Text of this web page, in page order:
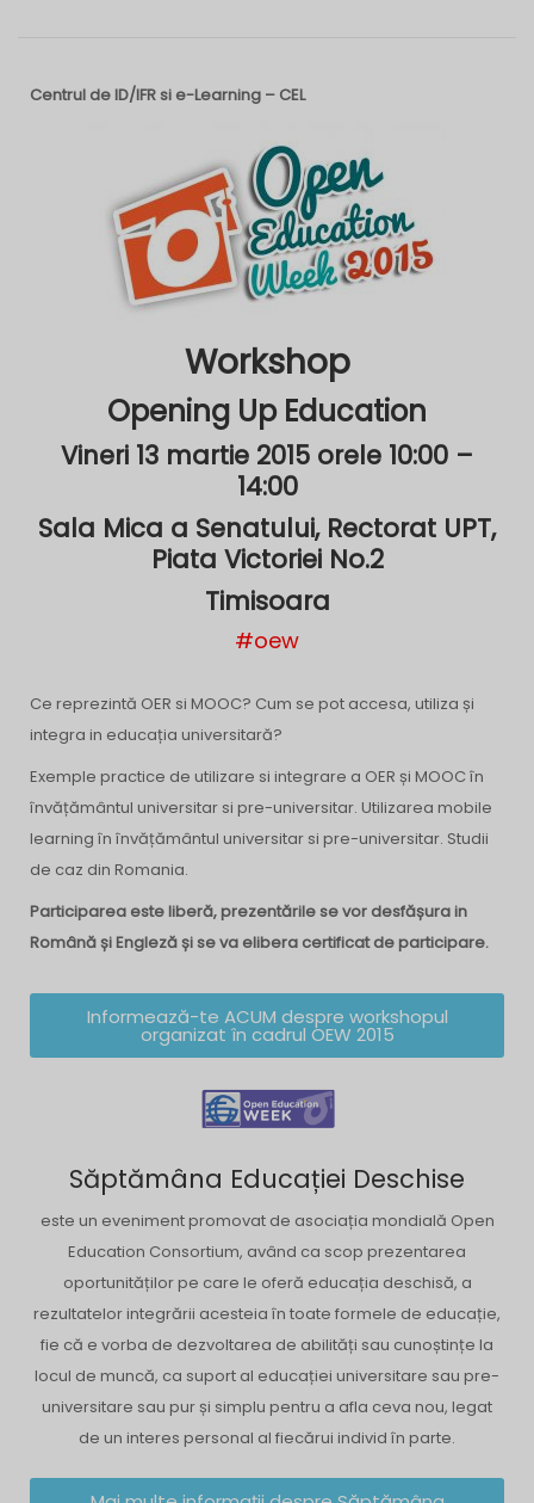
Centrul de ID/IFR si e-Learning – CEL
Workshop
Opening Up Education
Vineri 13 martie 2015 orele 10:00 –
14:00
Sala Mica a Senatului, Rectorat UPT,
Piata Victoriei No.2
Timisoara
#oew
Ce reprezintă OER si MOOC? Cum se pot accesa, utiliza și
integra in educația universitară?
Exemple practice de utilizare si integrare a OER și MOOC în
învățământul universitar si pre-universitar. Utilizarea mobile
learning în învățământul universitar si pre-universitar. Studii
de caz din Romania.
Participarea este liberă, prezentările se vor desfășura in
Română și Engleză și se va elibera certificat de participare.
Informează-te ACUM despre workshopul
organizat în cadrul OEW 2015
Săptămâna Educației Deschise
este un eveniment promovat de asociația mondială Open
Education Consortium, având ca scop prezentarea
oportunităților pe care le oferă educația deschisă, a
rezultatelor integrării acesteia în toate formele de educație,
fie că e vorba de dezvoltarea de abilități sau cunoștințe la
locul de muncă, ca suport al educației universitare sau pre-
universitare sau pur și simplu pentru a afla ceva nou, legat
de un interes personal al fiecărui individ în parte.